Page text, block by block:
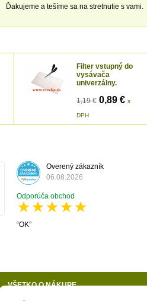
Ďakujeme a tešíme sa na stretnutie s vami.
Filter vstupný do
vysávača
univerzálny.
1,19 €0,89 € s
DPH
Overený zákazník
06.08.2026
Odporúča obchod
OK
VŠETKO O NÁKUPE